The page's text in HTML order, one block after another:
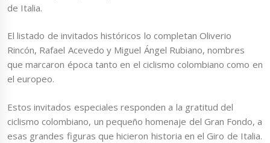
de Italia.
El listado de invitados históricos lo completan Oliverio
Rincón, Rafael Acevedo y Miguel Ángel Rubiano, nombres
que marcaron época tanto en el ciclismo colombiano como en
el europeo.
Estos invitados especiales responden a la gratitud del
ciclismo colombiano, un pequeño homenaje del Gran Fondo, a
esas grandes figuras que hicieron historia en el Giro de Italia.